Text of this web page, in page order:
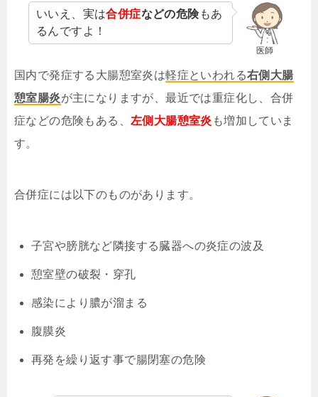
医師
いいえ、実は合併症などの危険もあ
るんですよ！
国内で発症する大腸憩室炎は軽症といわれる右側大腸
憩室腸炎が主になりますが、最近では重症化し、合併
症などの危険もある、 左側大腸憩室炎 も増加していま
す。
合併症には以下のものがあります。
子宮や膀胱など隣接する臓器への炎症の波及
憩室壁の破裂・穿孔
感染により膿が溜まる
腹膜炎
再発を繰り返す事で腸閉塞の危険